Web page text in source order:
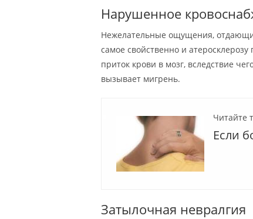
Нарушенное
Нежелательные ощущения,
самое свойственно и
приток крови в мозг, вследствие
вызывает мигрень.
Читайте
Если
Затылочная невралгия